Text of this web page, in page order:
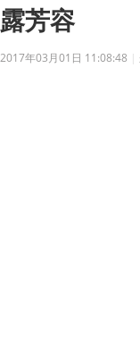
露芳容
2017年03月01日 11:08:48 |